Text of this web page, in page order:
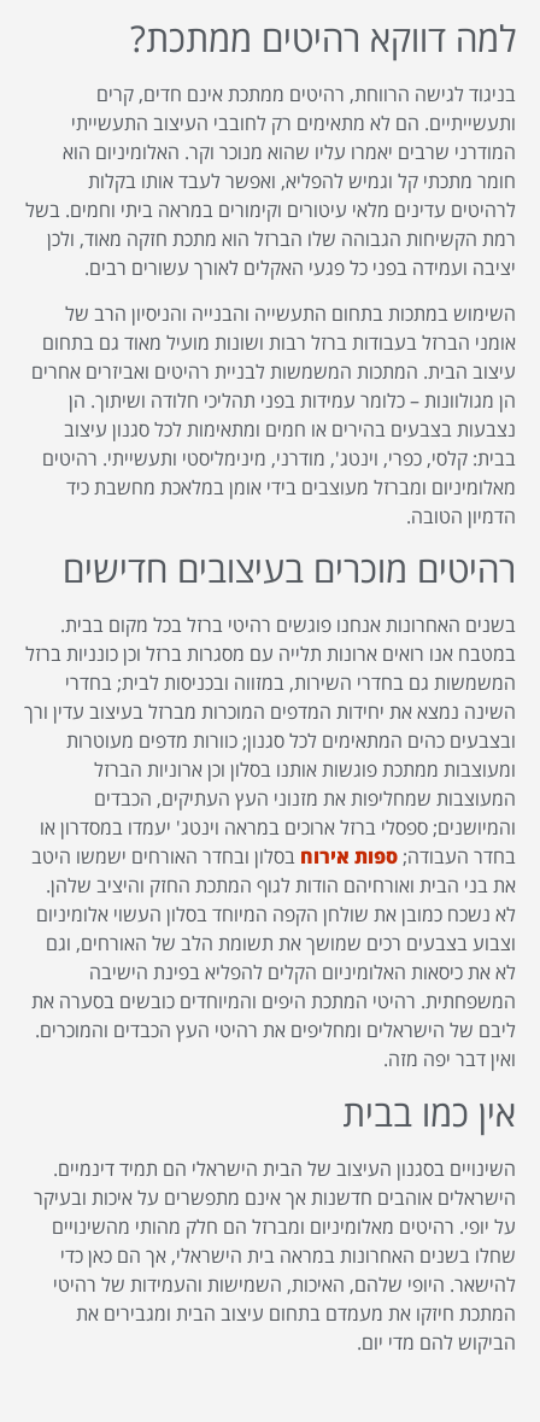
למה דווקא רהיטים ממתכת?
בניגוד לגישה הרווחת, רהיטים ממתכת אינם חדים, קרים
ותעשייתיים. הם לא מתאימים רק לחובבי העיצוב התעשייתי
המודרני שרבים יאמרו עליו שהוא מנוכר וקר. האלומיניום הוא
חומר מתכתי קל וגמיש להפליא, ואפשר לעבד אותו בקלות
לרהיטים עדינים מלאי עיטורים וקימורים במראה ביתי וחמים. בשל
רמת הקשיחות הגבוהה שלו הברזל הוא מתכת חזקה מאוד, ולכן
יציבה ועמידה בפני כל פגעי האקלים לאורך עשורים רבים.
השימוש במתכות בתחום התעשייה והבנייה והניסיון הרב של
אומני הברזל בעבודות ברזל רבות ושונות מועיל מאוד גם בתחום
עיצוב הבית. המתכות המשמשות לבניית רהיטים ואביזרים אחרים
הן מגולוונות – כלומר עמידות בפני תהליכי חלודה ושיתוך. הן
נצבעות בצבעים בהירים או חמים ומתאימות לכל סגנון עיצוב
בבית: קלסי, כפרי, וינטג', מודרני, מינימליסטי ותעשייתי. רהיטים
מאלומיניום ומברזל מעוצבים בידי אומן במלאכת מחשבת כיד
הדמיון הטובה.
רהיטים מוכרים בעיצובים חדישים
בשנים האחרונות אנחנו פוגשים רהיטי ברזל בכל מקום בבית.
במטבח אנו רואים ארונות תלייה עם מסגרות ברזל וכן כונניות ברזל
המשמשות גם בחדרי השירות, במזווה ובכניסות לבית; בחדרי
השינה נמצא את יחידות המדפים המוכרות מברזל בעיצוב עדין ורך
ובצבעים כהים המתאימים לכל סגנון; כוורות מדפים מעוטרות
ומעוצבות ממתכת פוגשות אותנו בסלון וכן ארוניות הברזל
המעוצבות שמחליפות את מזנוני העץ העתיקים, הכבדים
והמיושנים; ספסלי ברזל ארוכים במראה וינטג' יעמדו במסדרון או
בחדר העבודה; ספות אירוח בסלון ובחדר האורחים ישמשו היטב
את בני הבית ואורחיהם הודות לגוף המתכת החזק והיציב שלהן.
לא נשכח כמובן את שולחן הקפה המיוחד בסלון העשוי אלומיניום
וצבוע בצבעים רכים שמושך את תשומת הלב של האורחים, וגם
לא את כיסאות האלומיניום הקלים להפליא בפינת הישיבה
המשפחתית. רהיטי המתכת היפים והמיוחדים כובשים בסערה את
ליבם של הישראלים ומחליפים את רהיטי העץ הכבדים והמוכרים.
ואין דבר יפה מזה.
אין כמו בבית
השינויים בסגנון העיצוב של הבית הישראלי הם תמיד דינמיים.
הישראלים אוהבים חדשנות אך אינם מתפשרים על איכות ובעיקר
על יופי. רהיטים מאלומיניום ומברזל הם חלק מהותי מהשינויים
שחלו בשנים האחרונות במראה בית הישראלי, אך הם כאן כדי
להישאר. היופי שלהם, האיכות, השמישות והעמידות של רהיטי
המתכת חיזקו את מעמדם בתחום עיצוב הבית ומגבירים את
הביקוש להם מדי יום.